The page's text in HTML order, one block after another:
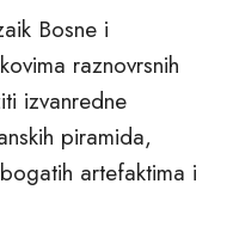
Bosne i
raznovrsnih
izvanredne
piramida,
artefaktima i